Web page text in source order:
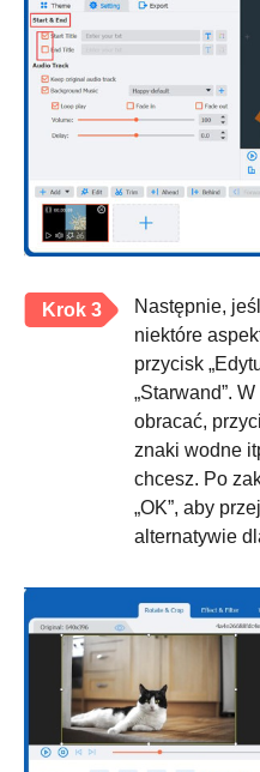
Krok 3
Następnie,
niektóre
przycisk
„Starwand”.
obracać,
znaki wodne
chcesz. Po
„OK”, aby
alternatywie